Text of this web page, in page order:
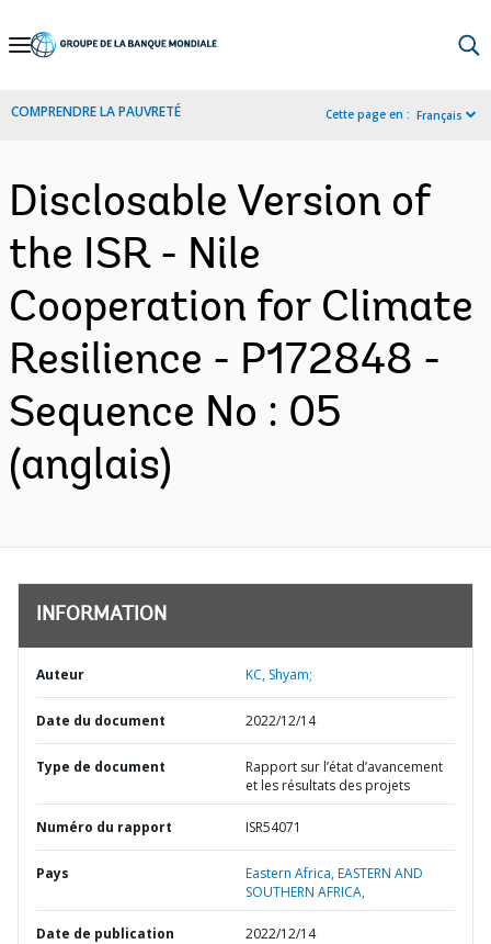
Skip
Navigation
COMPRENDRE LA PAUVRETÉ Cette page en : Français
Disclosable Version of
the ISR - Nile
Cooperation for Climate
Resilience - P172848 -
Sequence No : 05
(anglais)
INFORMATION
Auteur KC, Shyam;
Date du document 2022/12/14
Type de document
Rapport sur l’état d’avancement
et les résultats des projets
Numéro du rapport ISR54071
Pays Eastern Africa,EASTERN AND
SOUTHERN AFRICA,
Date de publication 2022/12/14